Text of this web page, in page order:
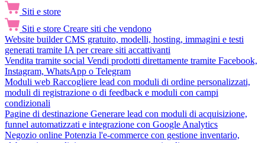
Siti e store
Siti e store Creare siti che vendono
Website builder CMS gratuito, modelli, hosting, immagini e testi
generati tramite IA per creare siti accattivanti
Vendita tramite social Vendi prodotti direttamente tramite Facebook,
Instagram, WhatsApp o Telegram
Moduli web Raccogliere lead con moduli di ordine personalizzati,
moduli di registrazione o di feedback e moduli con campi
condizionali
Pagine di destinazione Generare lead con moduli di acquisizione,
funnel automatizzati e integrazione con Google Analytics
Negozio online Potenzia l'e-commerce con gestione inventario,